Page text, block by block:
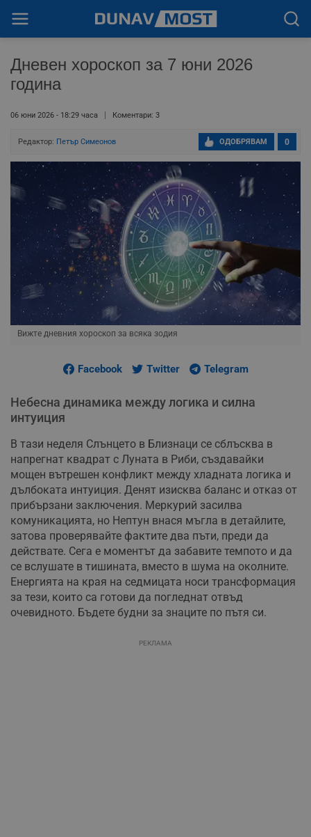
Дневен хороскоп за 7 юни 2026
година
06 юни 2026 - 18:29 часа Коментари: 3
Редактор: Петър Симеонов 0
ОДОБРЯВАМ
Вижте дневния хороскоп за всяка зодия
Facebook Twitter Telegram
Небесна динамика между логика и силна
интуиция
В тази неделя Слънцето в Близнаци се сблъсква в
напрегнат квадрат с Луната в Риби, създавайки
мощен вътрешен конфликт между хладната логика и
дълбоката интуиция. Денят изисква баланс и отказ от
прибързани заключения. Меркурий засилва
комуникацията, но Нептун внася мъгла в детайлите,
затова проверявайте фактите два пъти, преди да
действате. Сега е моментът да забавите темпото и да
се вслушате в тишината, вместо в шума на околните.
Енергията на края на седмицата носи трансформация
за тези, които са готови да погледнат отвъд
очевидното. Бъдете будни за знаците по пътя си.
РЕКЛАМА